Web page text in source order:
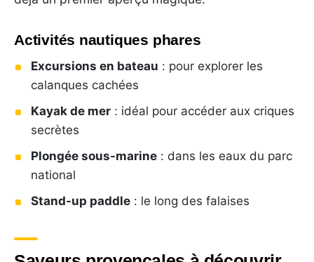
Activités nautiques phares
Excursions en bateau : pour explorer les
calanques cachées
Kayak de mer : idéal pour accéder aux criques
secrètes
Plongée sous-marine : dans les eaux du parc
national
Stand-up paddle : le long des falaises